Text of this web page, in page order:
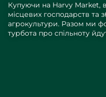
Купуючи на Harvy Market,
місцевих господарств та
агрокультури. Разом ми
турбота про спільноту